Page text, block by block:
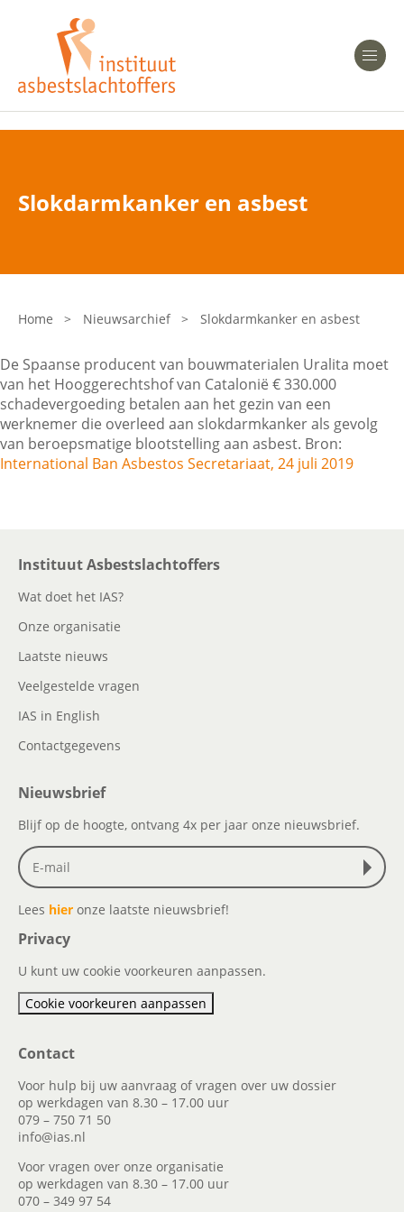
Heeft u Mesothelioom?
Heeft u Asbestose?
Bent u arts?
Asbest en Gezondheid
Laatste nieuws
Veelgestelde vragen
Contactgegevens
Slokdarmkanker en asbest
Home > Nieuwsarchief > Slokdarmkanker en asbest
De Spaanse producent van bouwmaterialen Uralita moet
van het Hooggerechtshof van Catalonië € 330.000
schadevergoeding betalen aan het gezin van een
werknemer die overleed aan slokdarmkanker als gevolg
van beroepsmatige blootstelling aan asbest. Bron:
International Ban Asbestos Secretariaat, 24 juli 2019
Instituut Asbestslachtoffers
Wat doet het IAS?
Onze organisatie
Laatste nieuws
Veelgestelde vragen
IAS in English
Contactgegevens
Nieuwsbrief
Blijf op de hoogte, ontvang 4x per jaar onze nieuwsbrief.
Lees hier onze laatste nieuwsbrief!
Privacy
U kunt uw cookie voorkeuren aanpassen.
Cookie voorkeuren aanpassen
Contact
Voor hulp bij uw aanvraag of vragen over uw dossier
op werkdagen van 8.30 – 17.00 uur
079 – 750 71 50
info@ias.nl
Voor vragen over onze organisatie
op werkdagen van 8.30 – 17.00 uur
070 – 349 97 54